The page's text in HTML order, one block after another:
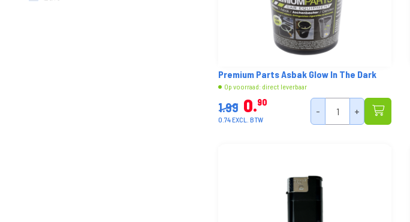
Premium Parts Asbak Glow In The Dark
Op voorraad: direct leverbaar
1.99 0 90
0.74 EXCL. BTW
- +